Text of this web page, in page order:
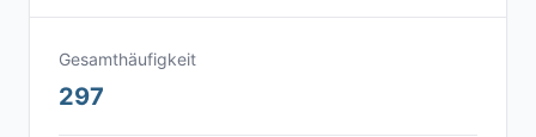
Gesamthäufigkeit
297